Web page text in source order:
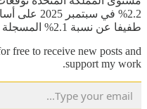
2.2% في
طفيفا عن نسبة 2.1% المسجلة في أغسطس.
free to receive new posts and
support my work.